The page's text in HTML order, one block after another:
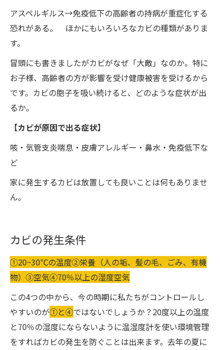
アスペルギルス→免疫低下の高齢者の持病が重症化する
恐れがある。 ほかにもいろいろなカビの種類がありま
す。
冒頭にも書きましたがカビがなぜ「大敵」なのか。特に
お子様、高齢者の方が影響を受け健康被害を受けるから
です。カビの胞子を吸い続けると、どのような症状が出
るか。
【カビが原因で出る症状】
咳・気管支炎喘息・皮膚アレルギー・鼻水・免疫低下な
ど
家に発生するカビは放置しても良いことは何もありませ
ん。
カビの発生条件
①20~30℃の温度②栄養（人の垢、髪の毛、ごみ、有機
物）③空気④70％以上の湿度空気
この4つの中から、今の時期に私たちがコントロールし
やすいのが①と④ではないでしょうか？20度以上の温度
と70％の湿度にならないように温湿度計を使い環境管理
をすればカビの発生を防ぐことは出来ます。去年の夏に